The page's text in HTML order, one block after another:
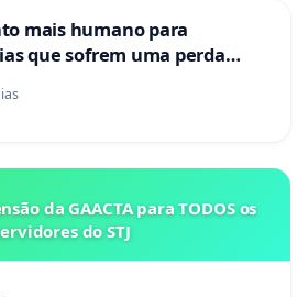
mais humano para
que sofrem uma perda
portugueses
da GAACTA para TODOS os
do STJ